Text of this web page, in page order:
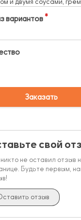
и двумя соусами,
вариантов
Заказать
свой
не оставил отзыв
Будьте первым,
отзыв